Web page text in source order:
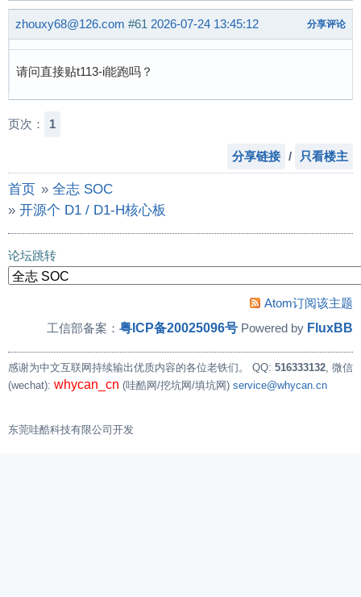
zhouxy68@126.com #61 2026-07-24 13:45:12 分享评论
请问直接贴t113-i能跑吗？
页次： 1
分享链接 / 只看楼主
首页 » 全志 SOC
» 开源个 D1 / D1-H核心板
论坛跳转
Atom订阅该主题
工信部备案： 粤ICP备20025096号 Powered by FluxBB
感谢为中文互联网持续输出优质内容的各位老铁们。 QQ: 516333132 , 微信
(wechat): whycan_cn (哇酷网/挖坑网/填坑网) service@whycan.cn
东莞哇酷科技有限公司开发